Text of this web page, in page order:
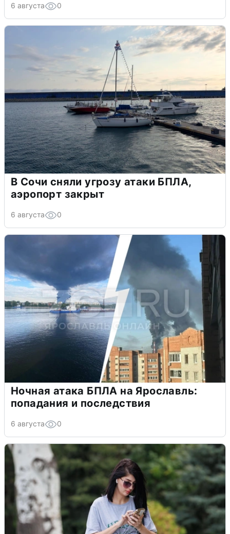
6 августа 0
В Сочи сняли угрозу атаки БПЛА,
аэропорт закрыт
6 августа 0
Ночная атака БПЛА на Ярославль:
попадания и последствия
6 августа 0